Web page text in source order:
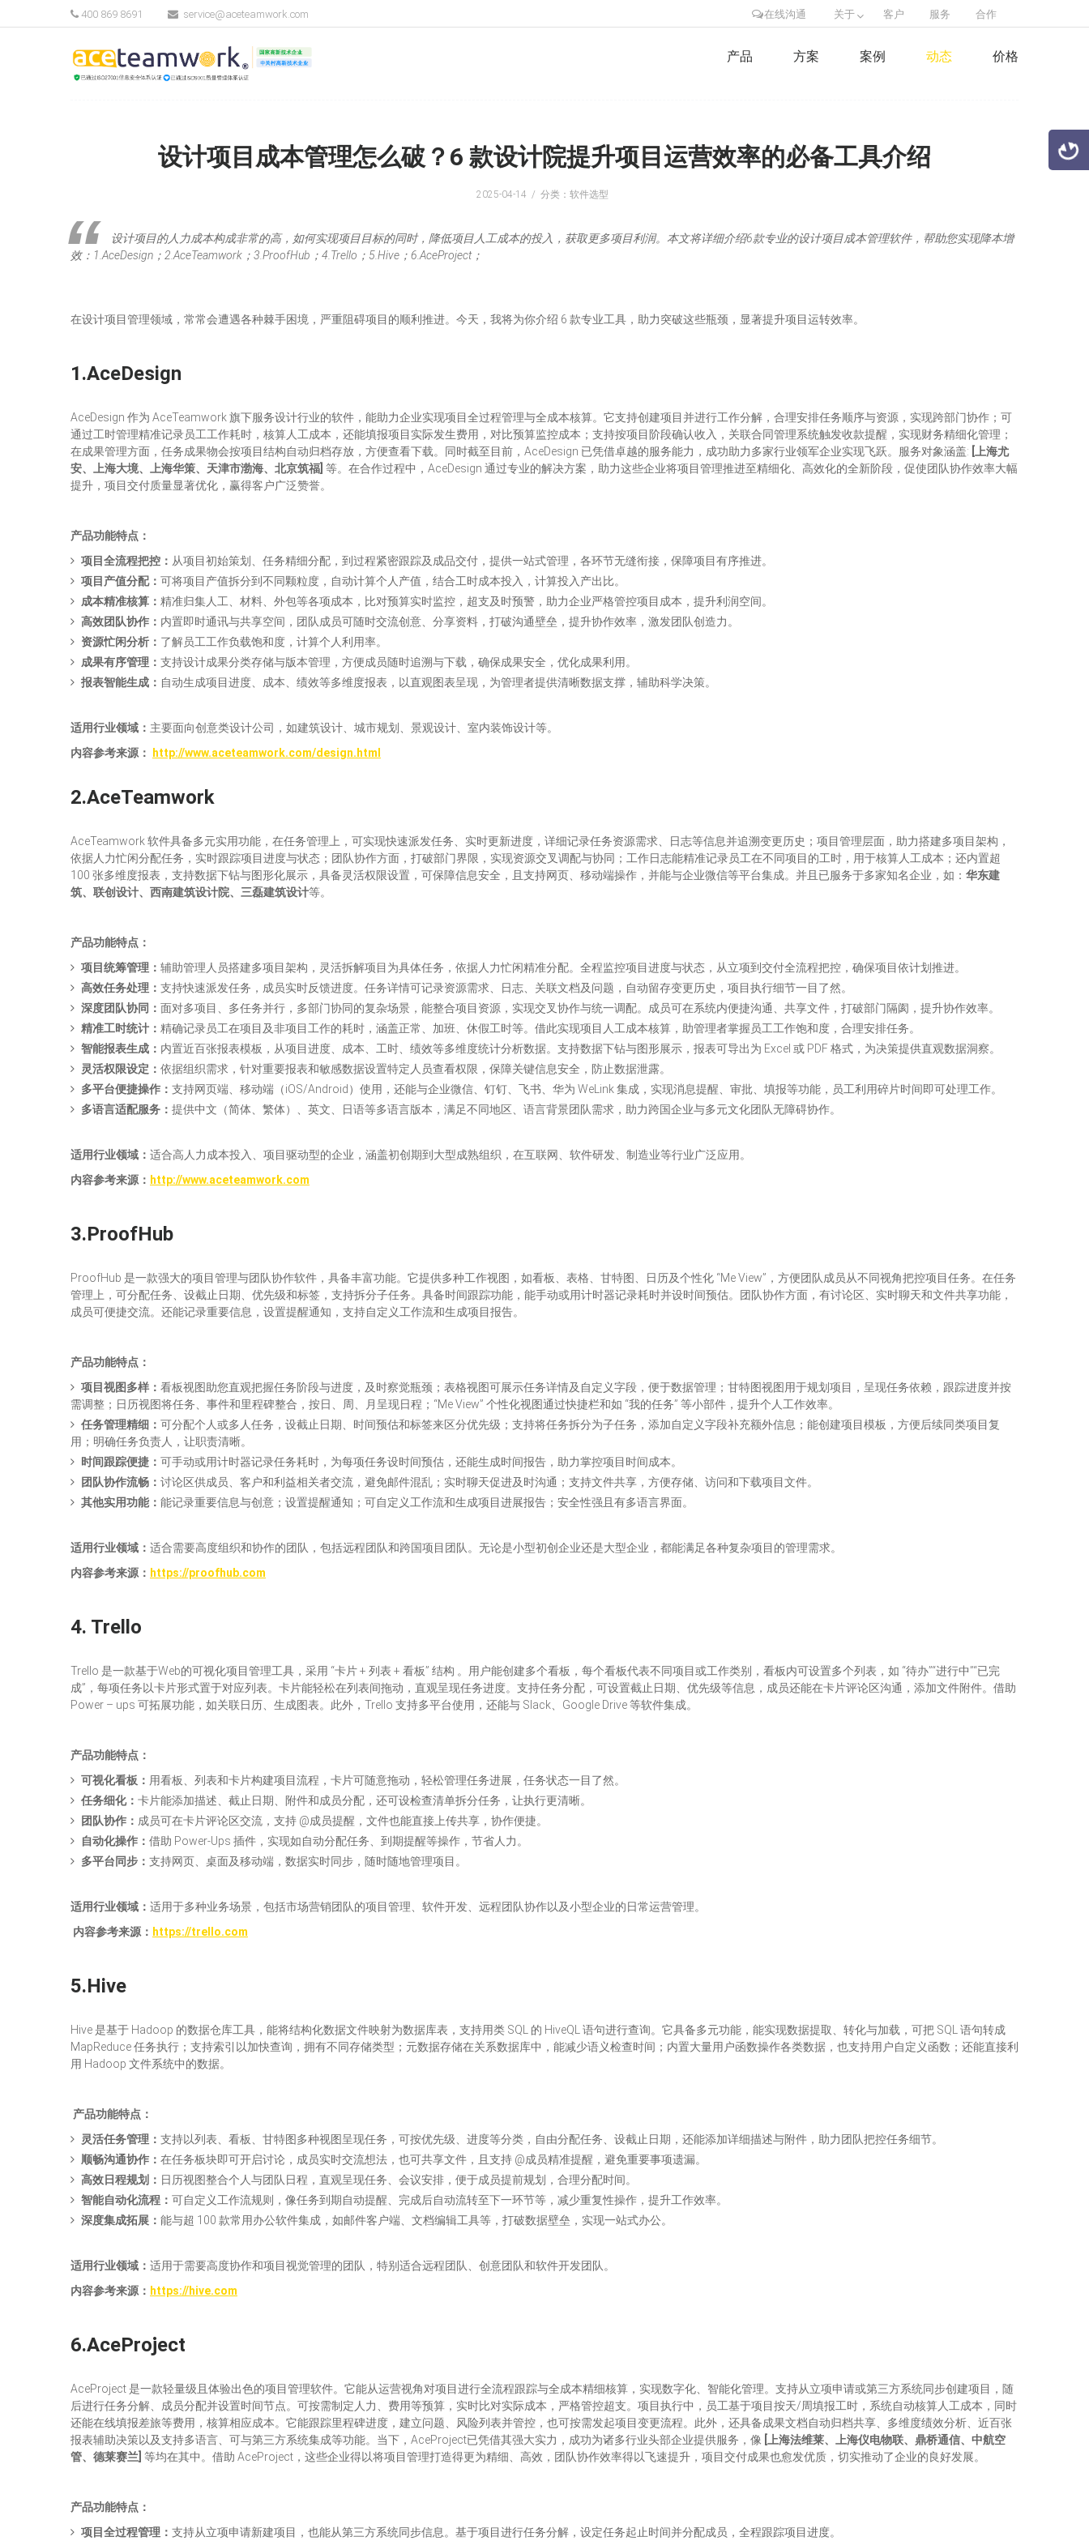
在线沟通 关于 客户 服务 合作
400 869 8691 service@aceteamwork.com
产品 方案 案例 动态 价格
设计项目成本管理怎么破？6 款设计院提升项目运营效率的必备工具介绍
2025-04-14 分类：软件选型
设计项目的人力成本构成非常的高，如何实现项目目标的同时，降低项目人工成本的投入，获取更多项目利润。本文将详细介绍6款专业的设计项目成本管理软件，帮助您实现降本增
效：1.AceDesign；2.AceTeamwork；3.ProofHub；4.Trello；5.Hive；6.AceProject；
在设计项目管理领域，常常会遭遇各种棘手困境，严重阻碍项目的顺利推进。今天，我将为你介绍 6 款专业工具，助力突破这些瓶颈，显著提升项目运转效率。
1.AceDesign
AceDesign 作为 AceTeamwork 旗下服务设计行业的软件，能助力企业实现项目全过程管理与全成本核算。它支持创建项目并进行工作分解，合理安排任务顺序与资源，实现跨部门协作；可
通过工时管理精准记录员工工作耗时，核算人工成本，还能填报项目实际发生费用，对比预算监控成本；支持按项目阶段确认收入，关联合同管理系统触发收款提醒，实现财务精细化管理；
在成果管理方面，任务成果物会按项目结构自动归档存放，方便查看下载。同时截至目前，AceDesign 已凭借卓越的服务能力，成功助力多家行业领军企业实现飞跃。服务对象涵盖:
上海尤
安、上海大境、上海华策、天津市渤海、北京筑福 等。在合作过程中，AceDesign 通过专业的解决方案，助力这些企业将项目管理推进至精细化、高效化的全新阶段，促使团队协作效率大幅
提升，项目交付质量显著优化，赢得客户广泛赞誉。
产品功能特点：
项目全流程把控 ： 从项目初始策划、任务精细分配，到过程紧密跟踪及成品交付，提供一站式管理，各环节无缝衔接，保障项目有序推进。
项目产值分配： 可将项目产值拆分到不同颗粒度，自动计算个人产值，结合工时成本投入，计算投入产出比。
成本精准核算： 精准归集人工、材料、外包等各项成本，比对预算实时监控，超支及时预警，助力企业严格管控项目成本，提升利润空间。
高效团队协作： 内置即时通讯与共享空间，团队成员可随时交流创意、分享资料，打破沟通壁垒，提升协作效率，激发团队创造力。
资源忙闲分析： 了解员工工作负载饱和度，计算个人利用率。
成果有序管理： 支持设计成果分类存储与版本管理，方便成员随时追溯与下载，确保成果安全，优化成果利用。
报表智能生成： 自动生成项目进度、成本、绩效等多维度报表，以直观图表呈现，为管理者提供清晰数据支撑，辅助科学决策。
适用行业领域： 主要面向创意类设计公司，如建筑设计、城市规划、景观设计、室内装饰设计等。
内容参考来源 ： http://www.aceteamwork.com/design.html
2.AceTeamwork
AceTeamwork 软件具备多元实用功能，在任务管理上，可实现快速派发任务、实时更新进度，详细记录任务资源需求、日志等信息并追溯变更历史；项目管理层面，助力搭建多项目架构，
依据人力忙闲分配任务，实时跟踪项目进度与状态；团队协作方面，打破部门界限，实现资源交叉调配与协同；工作日志能精准记录员工在不同项目的工时，用于核算人工成本；还内置超
100 张多维度报表，支持数据下钻与图形化展示，具备灵活权限设置，可保障信息安全，且支持网页、移动端操作，并能与企业微信等平台集成。并且已服务于多家知名企业，如： 华东建
筑、联创设计、西南建筑设计院、三磊建筑设计等。
产品功能特点：
项目统筹管理 ： 辅助管理人员搭建多项目架构，灵活拆解项目为具体任务，依据人力忙闲精准分配。全程监控项目进度与状态，从立项到交付全流程把控，确保项目依计划推进。​
高效任务处理： 支持快速派发任务，成员实时反馈进度。任务详情可记录资源需求、日志、关联文档及问题，自动留存变更历史，项目执行细节一目了然。​
深度团队协同： 面对多项目、多任务并行，多部门协同的复杂场景，能整合项目资源，实现交叉协作与统一调配。成员可在系统内便捷沟通、共享文件，打破部门隔阂，提升协作效率。​
精准工时统计： 精确记录员工在项目及非项目工作的耗时，涵盖正常、加班、休假工时等。借此实现项目人工成本核算，助管理者掌握员工工作饱和度，合理安排任务。
智能报表生成： 内置近百张报表模板，从项目进度、成本、工时、绩效等多维度统计分析数据。支持数据下钻与图形展示，报表可导出为 Excel 或 PDF 格式，为决策提供直观数据洞察。​
灵活权限设定： 依据组织需求，针对重要报表和敏感数据设置特定人员查看权限，保障关键信息安全，防止数据泄露。​
多平台便捷操作： 支持网页端、移动端（iOS/Android）使用，还能与企业微信、钉钉、飞书、华为 WeLink 集成，实现消息提醒、审批、填报等功能，员工利用碎片时间即可处理工作。​
多语言适配服务： 提供中文（简体、繁体）、英文、日语等多语言版本，满足不同地区、语言背景团队需求，助力跨国企业与多元文化团队无障碍协作。
适用行业领域： 适合高人力成本投入、项目驱动型的企业，涵盖初创期到大型成熟组织，在互联网、软件研发、制造业等行业广泛应用。
内容参考来源 ： http://www.aceteamwork.com
3.ProofHub
ProofHub 是一款强大的项目管理与团队协作软件，具备丰富功能。它提供多种工作视图，如看板、表格、甘特图、日历及个性化 “Me View”，方便团队成员从不同视角把控项目任务。在任务
管理上，可分配任务、设截止日期、优先级和标签，支持拆分子任务。具备时间跟踪功能，能手动或用计时器记录耗时并设时间预估。团队协作方面，有讨论区、实时聊天和文件共享功能，
成员可便捷交流。还能记录重要信息，设置提醒通知，支持自定义工作流和生成项目报告。
产品功能特点 ：
项目视图多样： 看板视图助您直观把握任务阶段与进度，及时察觉瓶颈；表格视图可展示任务详情及自定义字段，便于数据管理；甘特图视图用于规划项目，呈现任务依赖，跟踪进度并按
需调整；日历视图将任务、事件和里程碑整合，按日、周、月呈现日程；“Me View” 个性化视图通过快捷栏和如 “我的任务” 等小部件，提升个人工作效率。​
任务管理精细： 可分配个人或多人任务，设截止日期、时间预估和标签来区分优先级；支持将任务拆分为子任务，添加自定义字段补充额外信息；能创建项目模板，方便后续同类项目复
用；明确任务负责人，让职责清晰。​
时间跟踪便捷： 可手动或用计时器记录任务耗时，为每项任务设时间预估，还能生成时间报告，助力掌控项目时间成本。​
团队协作流畅： 讨论区供成员、客户和利益相关者交流，避免邮件混乱；实时聊天促进及时沟通；支持文件共享，方便存储、访问和下载项目文件。​
其他实用功能： 能记录重要信息与创意；设置提醒通知；可自定义工作流和生成项目进展报告；安全性强且有多语言界面。
适用行业领域： 适合需要高度组织和协作的团队，包括远程团队和跨国项目团队。无论是小型初创企业还是大型企业，都能满足各种复杂项目的管理需求。
内容参考来源 ： https://proofhub.com
4. Trello
Trello 是一款基于Web的可视化项目管理工具，采用 “卡片 + 列表 + 看板” 结构 。用户能创建多个看板，每个看板代表不同项目或工作类别，看板内可设置多个列表，如 “待办”“进行中”“已完
成”，每项任务以卡片形式置于对应列表。卡片能轻松在列表间拖动，直观呈现任务进度。支持任务分配，可设置截止日期、优先级等信息，成员还能在卡片评论区沟通，添加文件附件。借助
Power – ups 可拓展功能，如关联日历、生成图表。此外，Trello 支持多平台使用，还能与 Slack、Google Drive 等软件集成。
产品功能特点 ：
可视化看板： 用看板、列表和卡片构建项目流程，卡片可随意拖动，轻松管理任务进展，任务状态一目了然。
任务细化： 卡片能添加描述、截止日期、附件和成员分配，还可设检查清单拆分任务，让执行更清晰。
团队协作： 成员可在卡片评论区交流，支持 @成员提醒，文件也能直接上传共享，协作便捷。
自动化操作： 借助 Power-Ups 插件，实现如自动分配任务、到期提醒等操作，节省人力。
多平台同步： 支持网页、桌面及移动端，数据实时同步，随时随地管理项目。
适用行业领域： 适用于多种业务场景，包括市场营销团队的项目管理、软件开发、远程团队协作以及小型企业的日常运营管理。
内容参考来源 ： https://trello.com
5.Hive
Hive 是基于 Hadoop 的数据仓库工具，能将结构化数据文件映射为数据库表，支持用类 SQL 的 HiveQL 语句进行查询。它具备多元功能，能实现数据提取、转化与加载，可把 SQL 语句转成
MapReduce 任务执行；支持索引以加快查询，拥有不同存储类型；元数据存储在关系数据库中，能减少语义检查时间；内置大量用户函数操作各类数据，也支持用户自定义函数；还能直接利
用 Hadoop 文件系统中的数据。
产品功能特点 ：
灵活任务管理： 支持以列表、看板、甘特图多种视图呈现任务，可按优先级、进度等分类，自由分配任务、设截止日期，还能添加详细描述与附件，助力团队把控任务细节。
顺畅沟通协作： 在任务板块即可开启讨论，成员实时交流想法，也可共享文件，且支持 @成员精准提醒，避免重要事项遗漏。
高效日程规划： 日历视图整合个人与团队日程，直观呈现任务、会议安排，便于成员提前规划，合理分配时间。
智能自动化流程： 可自定义工作流规则，像任务到期自动提醒、完成后自动流转至下一环节等，减少重复性操作，提升工作效率。
深度集成拓展： 能与超 100 款常用办公软件集成，如邮件客户端、文档编辑工具等，打破数据壁垒，实现一站式办公。
适用行业领域： 适用于需要高度协作和项目视觉管理的团队，特别适合远程团队、创意团队和软件开发团队。
内容参考来源 ： https://hive.com
6.AceProject
AceProject 是一款轻量级且体验出色的项目管理软件。它能从运营视角对项目进行全流程跟踪与全成本精细核算，实现数字化、智能化管理。支持从立项申请或第三方系统同步创建项目，随
后进行任务分解、成员分配并设置时间节点。可按需制定人力、费用等预算，实时比对实际成本，严格管控超支。项目执行中，员工基于项目按天/周填报工时，系统自动核算人工成本，同时
还能在线填报差旅等费用，核算相应成本。它能跟踪里程碑进度，建立问题、风险列表并管控，也可按需发起项目变更流程。此外，还具备成果文档自动归档共享、多维度绩效分析、近百张
报表辅助决策以及支持多语言、可与第三方系统集成等功能。当下，AceProject已凭借其强大实力，成功为诸多行业头部企业提供服务，像
上海法维莱、上海仪电物联、鼎桥通信、中航空
管、德莱赛兰 等均在其中。借助 AceProject，这些企业得以将项目管理打造得更为精细、高效，团队协作效率得以飞速提升，项目交付成果也愈发优质，切实推动了企业的良好发展。
产品功能特点：
项目全过程管理 ： 支持从立项申请新建项目，也能从第三方系统同步信息。基于项目进行任务分解，设定任务起止时间并分配成员，全程跟踪项目进度。​